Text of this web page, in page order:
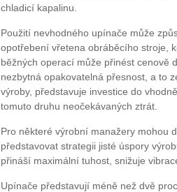
chladicí kapalinu.
Použití nevhodného upínače může
opotřebení vřetena obráběcího stroje,
běžných operací může přinést cenově
nezbytná opakovatelná přesnost, a to
výroby, představuje investice do
tomuto druhu neočekávaných ztrát.
Pro některé výrobní manažery mohou
představovat strategii jisté úspory
přináší maximální tuhost, snižuje
Upínače představují méně než dvě